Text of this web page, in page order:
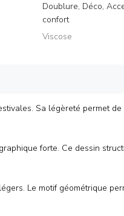
Doublure, Déco,
confort
Viscose
Sa légèreté permet
forte. Ce dessin
Le motif géométrique